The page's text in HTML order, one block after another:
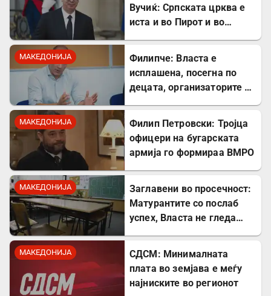
Вучиќ: Српската црква е
иста и во Пирот и во
МАКЕДОНИЈА
Филипче: Власта е
исплашена, посегна по
децата, организаторите и
МАКЕДОНИЈА
Филип Петровски: Тројца
офицери на бугарската
армија го формираа ВМРО
МАКЕДОНИЈА
Заглавени во просечност:
Матурантите со послаб
успех, Власта не гледа
МАКЕДОНИЈА
СДСМ: Минималната
плата во земјава е меѓу
најниските во регионот